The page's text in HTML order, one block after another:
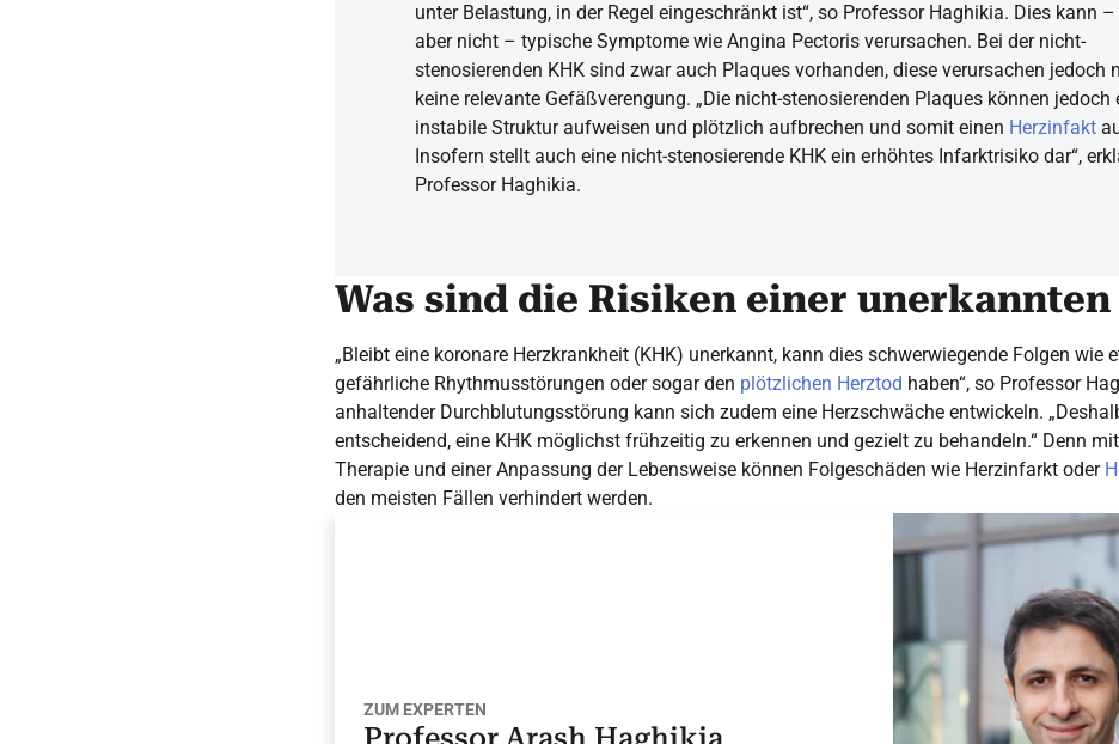
unter Belastung, in der Regel eingeschränkt ist“, so Professor Haghikia. Dies kann
aber nicht – typische Symptome wie Angina Pectoris verursachen. Bei der nicht-
stenosierenden KHK sind zwar auch Plaques vorhanden, diese verursachen jedoch
keine relevante Gefäßverengung. „Die nicht-stenosierenden Plaques können jedoch
instabile Struktur aufweisen und plötzlich aufbrechen und somit einen Herzinfakt
Insofern stellt auch eine nicht-stenosierende KHK ein erhöhtes Infarktrisiko dar“,
Professor Haghikia.
Was sind die Risiken einer unerkannten
„Bleibt eine koronare Herzkrankheit (KHK) unerkannt, kann dies schwerwiegende Folgen wie
gefährliche Rhythmusstörungen oder sogar den plötzlichen Herztod haben“, so Professor
anhaltender Durchblutungsstörung kann sich zudem eine Herzschwäche entwickeln.
entscheidend, eine KHK möglichst frühzeitig zu erkennen und gezielt zu behandeln.“ Denn
Therapie und einer Anpassung der Lebensweise können Folgeschäden wie Herzinfarkt oder
den meisten Fällen verhindert werden.
ZUM EXPERTEN